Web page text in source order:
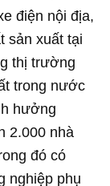
điện nội địa,
sản xuất tại
thị trường
trong nước
hưởng
2.000 nhà
đó có
nghiệp phụ